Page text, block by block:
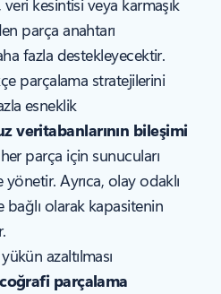
kesintisi veya karmaşık
parça anahtarı
fazla destekleyecektir.
parçalama stratejilerini
esneklik
veritabanlarının bileşimi
parça için sunucuları
yönetir. Ayrıca, olay odaklı
olarak kapasitenin
azaltılması
parçalama